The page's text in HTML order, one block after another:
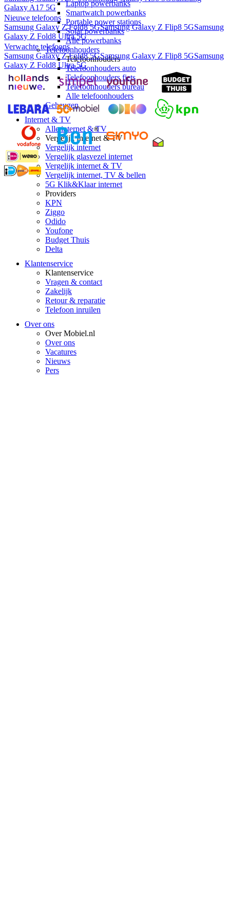
Laptop powerbanks
Smartwatch powerbanks
Portable power stations
Solar powerbanks
Alle powerbanks
Telefoonhouders
Telefoonhouders
Telefoonhouders auto
Telefoonhouders fiets
Telefoonhouders bureau
Alle telefoonhouders
Geheugen
Internet & TV
Alle internet & TV
Vergelijk Internet & TV
Vergelijk internet
Vergelijk glasvezel internet
Vergelijk internet & TV
Vergelijk internet, TV & bellen
5G Klik&Klaar internet
Providers
KPN
Ziggo
Odido
Youfone
Budget Thuis
Delta
Klantenservice
Klantenservice
Vragen & contact
Zakelijk
Retour & reparatie
Telefoon inruilen
Over ons
Over Mobiel.nl
Over ons
Vacatures
Nieuws
Pers
Galaxy A17 5G
Nieuwe telefoons
Samsung Galaxy Z Fold8 5GSamsung Galaxy Z Flip8 5GSamsung
Galaxy Z Fold8 Ultra 5G
Verwachte telefoons
Samsung Galaxy Z Fold8 5GSamsung Galaxy Z Flip8 5GSamsung
Galaxy Z Fold8 Ultra 5G